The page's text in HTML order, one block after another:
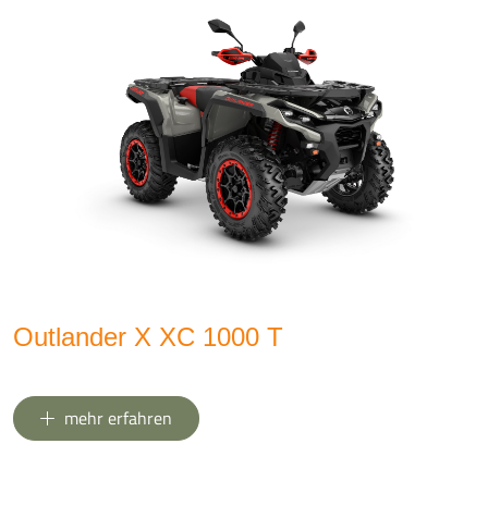
Outlander X XC 1000 T
mehr erfahren